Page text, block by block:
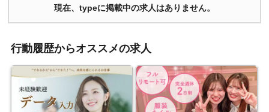
現在、typeに掲載中の求人はありません。
行動履歴からオススメの求人